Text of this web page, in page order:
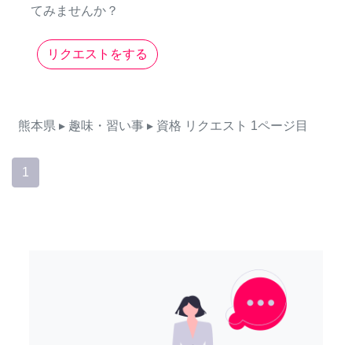
てみませんか？
リクエストをする
熊本県 ▸ 趣味・習い事 ▸ 資格 リクエスト 1ページ目
1